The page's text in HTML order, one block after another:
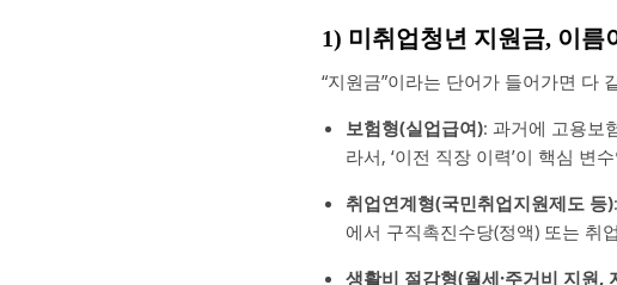
1) 미취업청년 지원금, 이름
“지원금”이라는 단어가 들어가면 다
보험형(실업급여): 과거에 고용보
라서, ‘이전 직장 이력’이 핵심 변
취업연계형(국민취업지원제도 등)
에서 구직촉진수당(정액) 또는 취
생활비 절감형(월세·주거비 지원,